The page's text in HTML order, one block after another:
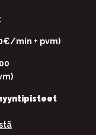
min + pvm)